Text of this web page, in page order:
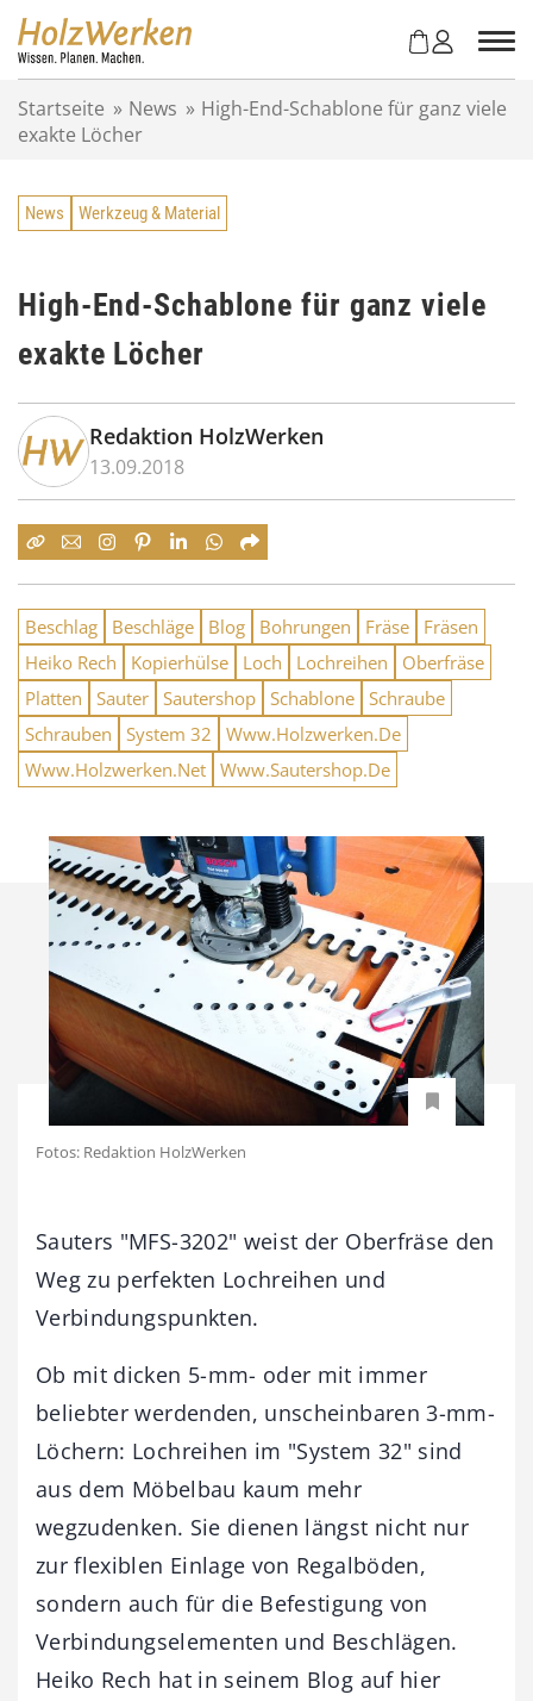
Startseite » News » High-End-Schablone für ganz viele
exakte Löcher
News Werkzeug & Material
High-End-Schablone für ganz viele
exakte Löcher
Redaktion HolzWerken
13.09.2018
Beschlag Beschläge Blog Bohrungen Fräse
Fräsen
Heiko Rech
Kopierhülse Loch Lochreihen
Oberfräse
Platten
Sauter Sautershop Schablone Schraube
Schrauben
System 32
Www.Holzwerken.De
Www.Holzwerken.Net Www.Sautershop.De
Fotos: Redaktion HolzWerken
Sauters "MFS-3202" weist der Oberfräse den
Weg zu perfekten Lochreihen und
Verbindungspunkten.
Ob mit dicken 5-mm- oder mit immer
beliebter werdenden, unscheinbaren 3-mm-
Löchern: Lochreihen im "System 32" sind
aus dem Möbelbau kaum mehr
wegzudenken. Sie dienen längst nicht nur
zur flexiblen Einlage von Regalböden,
sondern auch für die Befestigung von
Verbindungselementen und Beschlägen.
Heiko Rech hat in seinem Blog auf hier